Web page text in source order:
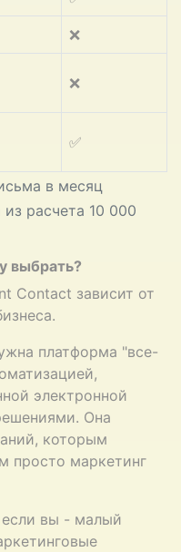
в месяц
расчета 10 000
❌
❌
✅
выбрать?
Contact зависит от
платформа "все-
электронной
Она
которым
просто маркетинг
вы - малый